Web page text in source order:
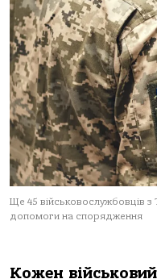
Ще 45 військовослужбовців
допомоги на спорядження
Кожен